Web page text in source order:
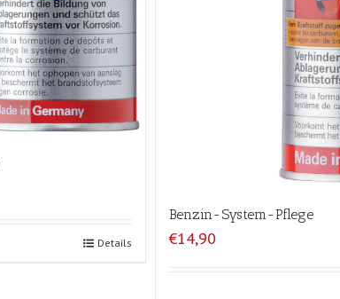
Details
Benzin-System-Pflege
€14,90